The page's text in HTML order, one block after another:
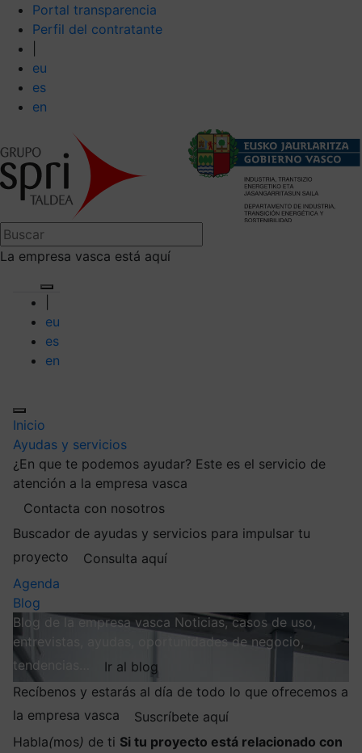
Portal transparencia
Perfil del contratante
eu
es
en
La empresa vasca está aquí
eu
es
en
Inicio
Ayudas y servicios
¿En que te podemos ayudar? Este es el servicio de
atención a la empresa vasca
Contacta con nosotros
Buscador de ayudas y servicios para impulsar tu
proyecto
Consulta aquí
Agenda
Blog
Blog de la empresa vasca Noticias, casos de uso,
entrevistas, ayudas, oportunidades de negocio,
tendencias…
Ir al blog
Recíbenos y estarás al día de todo lo que ofrecemos a
la empresa vasca
Suscríbete aquí
Habla(mos) de ti Si tu proyecto está relacionado con